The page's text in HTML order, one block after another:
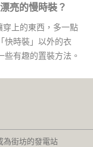
亮的慢時裝？
上的東西，多一點
快時裝」以外的衣
有趣的置裝方法。
為街坊的發電站